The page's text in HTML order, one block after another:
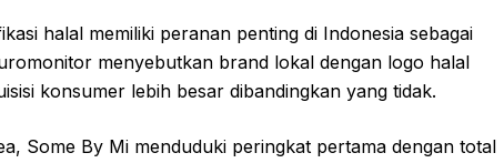
halal memiliki peranan penting di Indonesia sebagai
menyebutkan brand lokal dengan logo halal
konsumer lebih besar dibandingkan yang tidak.
Some By Mi menduduki peringkat pertama dengan total